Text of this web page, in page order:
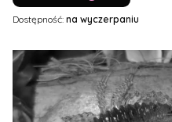
Dostępność: na wyczerpaniu